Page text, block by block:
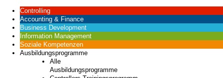
Controlling
Accounting & Finance
Business Development
Information Management
Soziale Kompetenzen
Ausbildungsprogramme
Alle
Ausbildungsprogramme